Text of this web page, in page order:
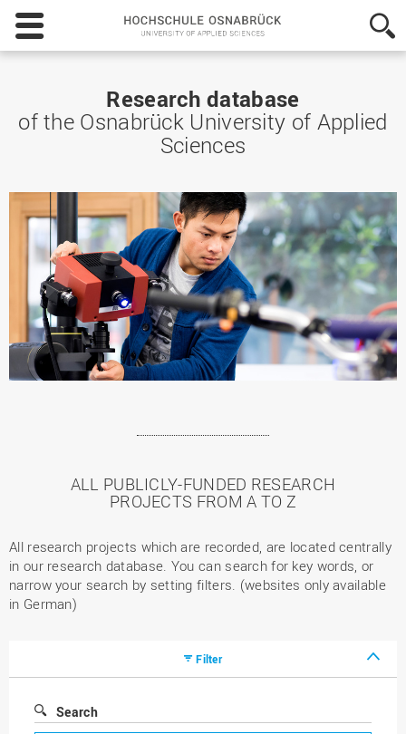
Hochschule
Osnabrück
-
Sciences
Research database
of the Osnabrück University of Applied
Sciences
ALL PUBLICLY-FUNDED RESEARCH
PROJECTS FROM A TO Z
All research projects which are recorded, are located centrally
in our research database. You can search for key words, or
narrow your search by setting filters. (websites only available
in German)
Filter
Search